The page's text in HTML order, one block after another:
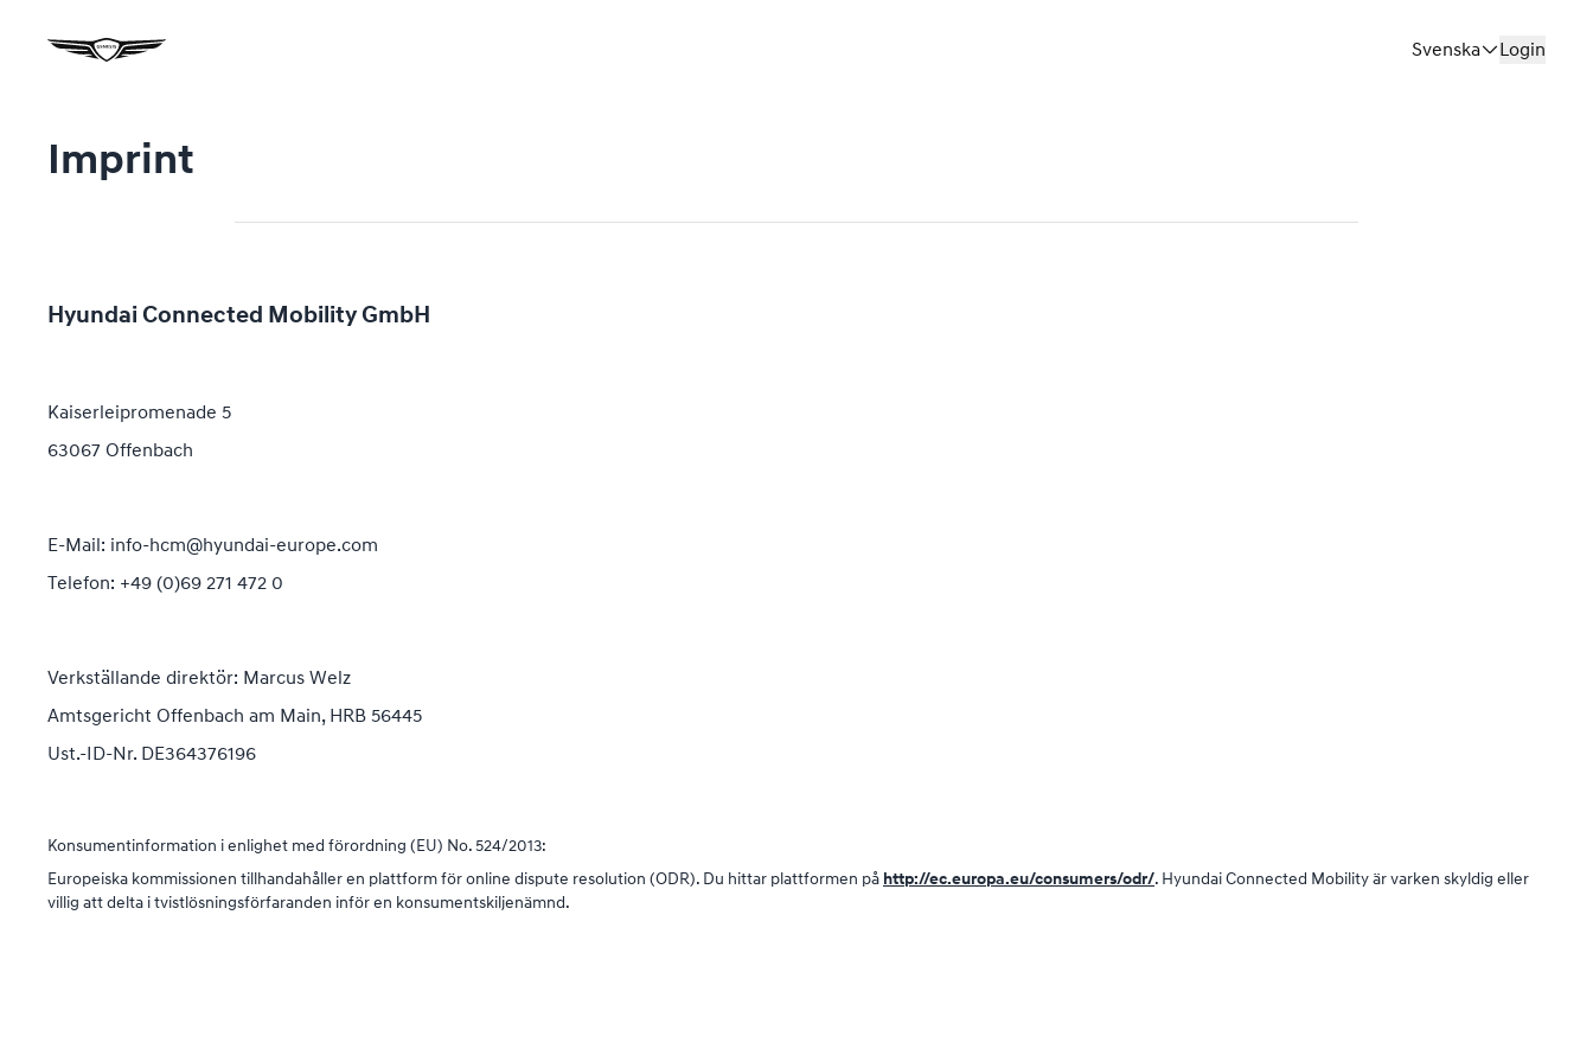
Svenska Login
Imprint
Hyundai Connected Mobility GmbH
Kaiserleipromenade 5
63067 Offenbach
E-Mail: info-hcm@hyundai-europe.com
Telefon: +49 (0)69 271 472 0
Verkställande direktör: Marcus Welz
Amtsgericht Offenbach am Main, HRB 56445
Ust.-ID-Nr. DE364376196
Konsumentinformation i enlighet med förordning (EU) No. 524/2013:
Europeiska kommissionen tillhandahåller en plattform för online dispute resolution (ODR). Du hittar plattformen på http://ec.europa.eu/consumers/odr/. Hyundai Connected Mobility är varken skyldig eller
villig att delta i tvistlösningsförfaranden inför en konsumentskiljenämnd.